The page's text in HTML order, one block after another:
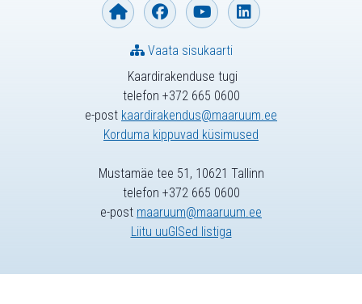
Kaardirakenduse tugi
telefon +372 665 0600
e-post kaardirakendus@maaruum.ee
Korduma kippuvad küsimused
Vaata sisukaarti
Mustamäe tee 51, 10621 Tallinn
telefon +372 665 0600
e-post maaruum@maaruum.ee
Liitu uuGISed listiga